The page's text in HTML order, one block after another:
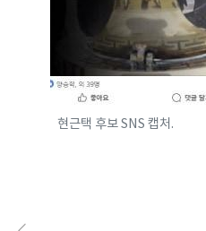
현근택 후보 SNS 캡처.